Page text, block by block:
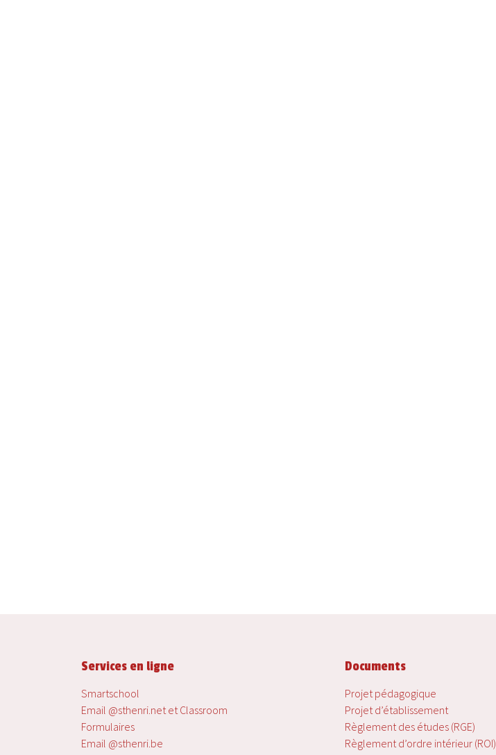
Services en ligne
Smartschool
Email @sthenri.net et Classroom
Formulaires
Email @sthenri.be
Documents
Projet pédagogique
Projet d’établissement
Règlement des études (RGE)
Règlement d’ordre intérieur (ROI)